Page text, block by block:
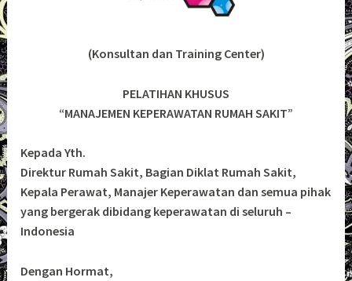
(Konsultan dan Training Center)
PELATIHAN KHUSUS
“MANAJEMEN KEPERAWATAN RUMAH SAKIT”
Kepada Yth.
Direktur Rumah Sakit, Bagian Diklat Rumah Sakit,
Kepala Perawat, Manajer Keperawatan dan semua pihak
yang bergerak dibidang keperawatan di seluruh –
Indonesia
Dengan Hormat,